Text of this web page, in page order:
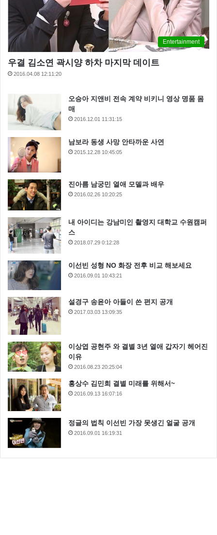
Entertainment
우결 김소연 곽시양 하차 마지막 데이트
2016.04.08 12:11:20
오승아 지앤비 전속 계약 비키니 영상 명품 몸
매
2016.12.01 11:31:15
남보라 동생 사망 안타까운 사연
2015.12.28 10:45:05
진아름 남궁민 열애 모델과 배우
2016.02.26 10:20:25
내 아이디는 강남미인 촬영지 대학교 수원캠퍼
스
2018.07.29 0:12:28
이선빈 성형 NO 화장 전후 비교 해보세요
2016.09.01 10:43:21
설경구 송윤아 아들이 쓴 편지 공개
2017.03.03 13:09:35
이상엽 공현주 와 결별 3년 열애 갑자기 헤어진
이유
2016.08.23 20:25:04
홍상수 김민희 결별 미래를 위해서~
2016.09.13 16:07:16
정글의 법칙 이선빈 가장 못생긴 얼굴 공개
2016.09.01 16:19:31